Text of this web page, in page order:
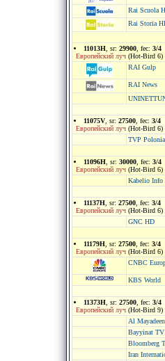
Rai Scuola
Rai Storia
11013H , sr: 29900 , fec: 3/4
Европейский луч (Hot-Bird 6)
RAI Gulp
RAI News
11075V , sr: 27500 , fec: 3/4
Европейский луч (Hot-Bird 6)
TVP Polonia
11096H , sr: 30000 , fec: 3/4
Европейский луч (Hot-Bird 6)
Kabelio Info
11137H , sr: 27500 , fec: 3/4
Европейский луч (Hot-Bird 6)
GNC HD
11179H , sr: 27500 , fec: 3/4
Европейский луч (Hot-Bird 6)
CNBC
KBS World
11373H , sr: 27500 , fec: 3/4
Европейский луч (Hot-Bird 9)
Al
Bayyinat TV
Bloomberg
Iran